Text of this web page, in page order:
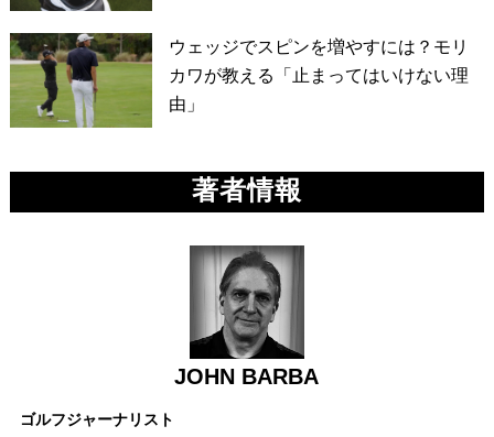
ウェッジでスピンを増やすには？モリ
カワが教える「止まってはいけない理
由」
著者情報
JOHN BARBA
ゴルフジャーナリスト